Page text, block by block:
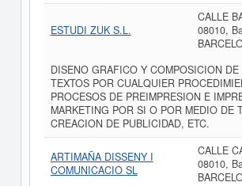
ESTUDI ZUK S.L.
CALLE
08010,
DISENO GRAFICO Y COMPOSICION DE
TEXTOS POR CUALQUIER
PROCESOS DE PREIMPRESION E
MARKETING POR SI O POR MEDIO DE
CREACION DE PUBLICIDAD, ETC.
ARTIMAÑA DISSENY I
COMUNICACIO SL
CALLE
08010,